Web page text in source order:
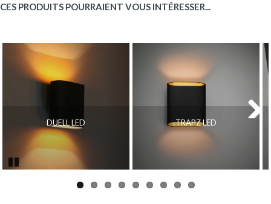
CES PRODUITS POURRAIENT VOUS INTÉRESSER...
DUELL LED TRAPZ LED